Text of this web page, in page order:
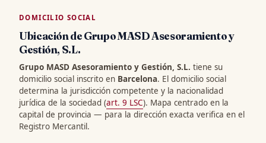
DOMICILIO SOCIAL
Ubicación de Grupo MASD Asesoramiento y
Gestión, S.L.
Grupo MASD Asesoramiento y Gestión, S.L. tiene su
domicilio social inscrito en Barcelona. El domicilio social
determina la jurisdicción competente y la nacionalidad
jurídica de la sociedad (art. 9 LSC). Mapa centrado en la
capital de provincia — para la dirección exacta verifica en el
Registro Mercantil.